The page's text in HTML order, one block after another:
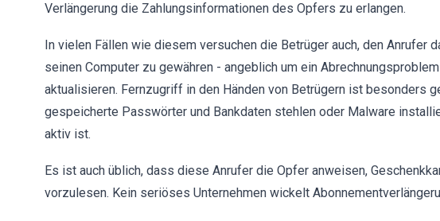
Verlängerung die Zahlungsinformationen des Opfers zu erlangen.
In vielen Fällen wie diesem versuchen die Betrüger auch, den Anrufer
seinen Computer zu gewähren - angeblich um ein
aktualisieren. Fernzugriff in den Händen von Betrügern ist besonders
gespeicherte Passwörter und Bankdaten stehlen oder Malware
aktiv ist.
Es ist auch üblich, dass diese Anrufer die Opfer anweisen,
vorzulesen. Kein seriöses Unternehmen wickelt